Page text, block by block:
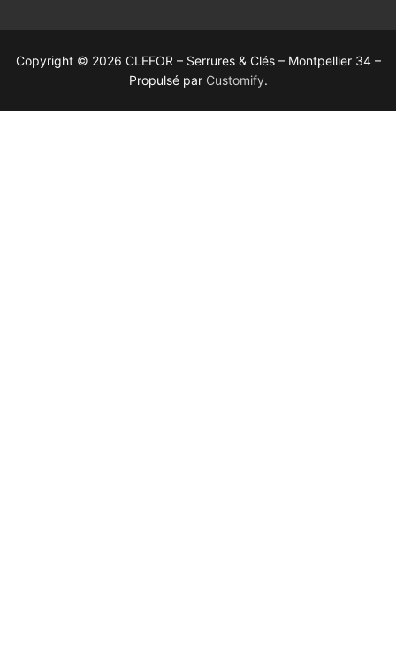
Copyright © 2026 CLEFOR – Serrures & Clés – Montpellier 34 –
Propulsé par Customify.